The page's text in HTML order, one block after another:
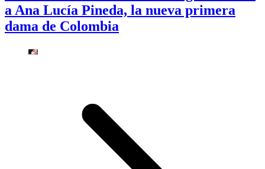
a Ana Lucía Pineda, la nueva primera
dama de Colombia